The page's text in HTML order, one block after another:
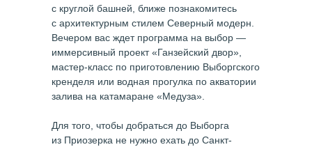
с круглой башней, ближе познакомитесь
с архитектурным стилем Северный модерн.
Вечером вас ждет программа на выбор —
иммерсивный проект «Ганзейский двор»,
мастер-класс по приготовлению Выборгского
кренделя или водная прогулка по акватории
залива на катамаране «Медуза».
Для того, чтобы добраться до Выборга
из Приозерка не нужно ехать до Санкт-